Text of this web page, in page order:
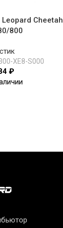
Cheetah
800
XE8-S000
₽